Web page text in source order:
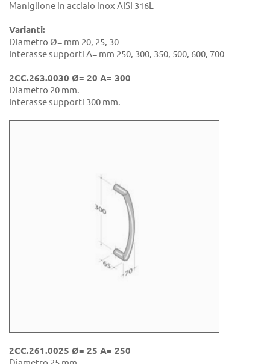
Maniglione in acciaio inox AISI 316L
Varianti:
Diametro Ø= mm 20, 25, 30
Interasse supporti A= mm 250, 300, 350, 500, 600, 700
2CC.263.0030 Ø= 20 A= 300
Diametro 20 mm.
Interasse supporti 300 mm.
2CC.261.0025 Ø= 25 A= 250